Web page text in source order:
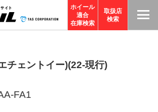
ホイール
適合
在庫検索
取扱店
検索
チェントイー)(22-現行)
FA1
T